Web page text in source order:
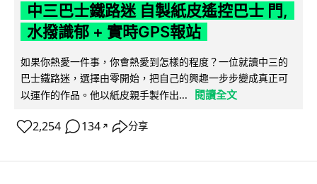
中三巴士鐵路迷 自製紙皮遙控巴士 門,
水撥識郁 + 實時GPS報站
如果你熱愛一件事，你會熱愛到怎樣的程度？一位就讀中三的
巴士鐵路迷，選擇由零開始，把自己的興趣一步步變成真正可
以運作的作品。他以紙皮親手製作出...
閱讀全文
2,254 134 ↗ 分享